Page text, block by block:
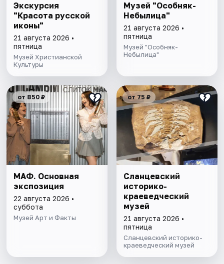
Экскурсия
"Красота русской
иконы"
21 августа 2026 •
пятница
Музей Христианской
Культуры
Музей "Особняк-
Небылица"
21 августа 2026 •
пятница
Музей "Особняк-
Небылица"
от 850 ₽
МАФ. Основная
экспозиция
22 августа 2026 •
суббота
Музей Арт и Факты
от 75 ₽
Сланцевский
историко-
краеведческий
музей
21 августа 2026 •
пятница
Сланцевский историко-
краеведческий музей